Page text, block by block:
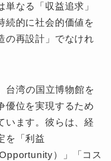
なる「収益追求」
続的に社会的価値を
の再設計」でなけれ
台湾の国立博物館を
優位を実現するため
います。彼らは、経
を「利益
）」「コス